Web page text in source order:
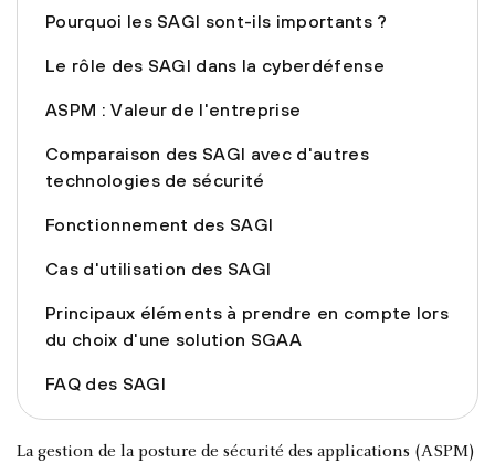
Pourquoi les SAGI sont-ils importants ?
Le rôle des SAGI dans la cyberdéfense
ASPM : Valeur de l'entreprise
Comparaison des SAGI avec d'autres
technologies de sécurité
Fonctionnement des SAGI
Cas d'utilisation des SAGI
Principaux éléments à prendre en compte lors
du choix d'une solution SGAA
FAQ des SAGI
La gestion de la posture de sécurité des applications (ASPM)